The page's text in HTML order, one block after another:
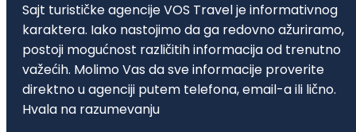
Sajt turističke agencije VOS Travel je informativnog
karaktera. Iako nastojimo da ga redovno ažuriramo,
postoji mogućnost različitih informacija od trenutno
važećih. Molimo Vas da sve informacije proverite
direktno u agenciji putem telefona, email-a ili lično.
Hvala na razumevanju